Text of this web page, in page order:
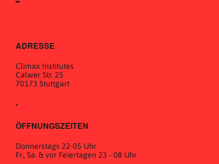
ADRESSE
Climax Institutes
Calwer Str. 25
70173 Stuttgart
-
ÖFFNUNGSZEITEN
Donnerstags 22-05 Uhr
Fr., Sa. & vor Feiertagen 23 - 08 Uhr